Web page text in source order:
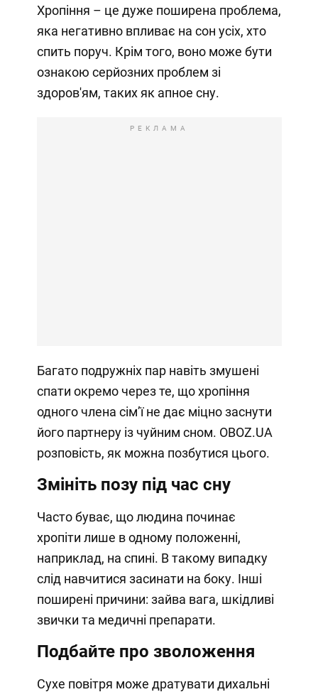
Хропіння – це дуже поширена проблема,
яка негативно впливає на сон усіх, хто
спить поруч. Крім того, воно може бути
ознакою серйозних проблем зі
здоров'ям, таких як апное сну.
РЕКЛАМА
Багато подружніх пар навіть змушені
спати окремо через те, що хропіння
одного члена сімʼї не дає міцно заснути
його партнеру із чуйним сном. OBOZ.UA
розповість, як можна позбутися цього.
Змініть позу під час сну
Часто буває, що людина починає
хропіти лише в одному положенні,
наприклад, на спині. В такому випадку
слід навчитися засинати на боку. Інші
поширені причини: зайва вага, шкідливі
звички та медичні препарати.
Подбайте про зволоження
Сухе повітря може дратувати дихальні